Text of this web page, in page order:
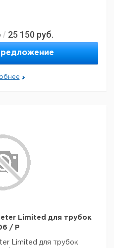
/ 25 150 руб.
Limited для трубок
/ P
Limited для трубок